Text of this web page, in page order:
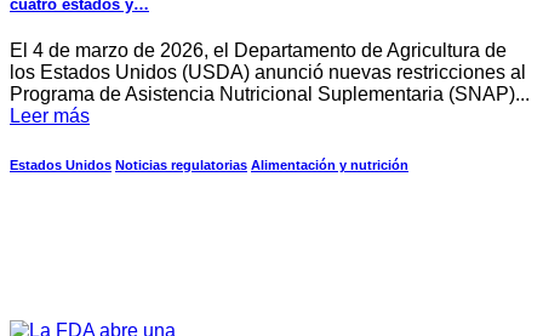
cuatro estados y…
El 4 de marzo de 2026, el Departamento de Agricultura de
los Estados Unidos (USDA) anunció nuevas restricciones al
Programa de Asistencia Nutricional Suplementaria (SNAP)...
Leer más
Estados Unidos Noticias regulatorias Alimentación y nutrición